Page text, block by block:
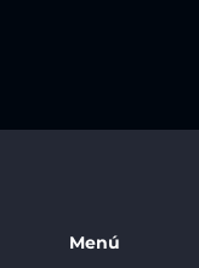
Menú